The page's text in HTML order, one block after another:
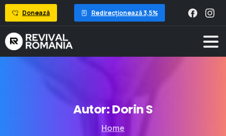
Donează Redirecționează 3,5%
Autor:DorinS
Home